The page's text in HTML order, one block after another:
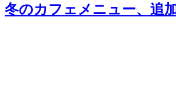
冬のカフェメニュー、追